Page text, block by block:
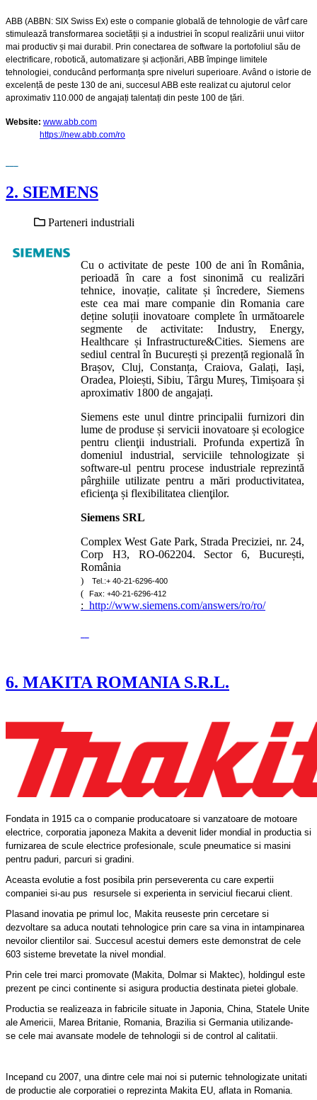
ABB (ABBN: SIX Swiss Ex) este o companie globală de tehnologie de vârf care
stimulează transformarea societății și a industriei în scopul realizării unui viitor
mai productiv și mai durabil. Prin conectarea de software la portofoliul său de
electrificare, robotică, automatizare și acționări, ABB împinge limitele
tehnologiei, conducând performanța spre niveluri superioare. Având o istorie de
excelență de peste 130 de ani, succesul ABB este realizat cu ajutorul celor
aproximativ 110.000 de angajați talentați din peste 100 de țări.
Website: www.abb.com
https://new.abb.com/ro
2. SIEMENS
Parteneri industriali
Cu o activitate de peste 100 de ani în România,
perioadă în care a fost sinonimă cu realizări
tehnice, inovație, calitate și încredere, Siemens
este cea mai mare companie din Romania care
deține soluții inovatoare complete în următoarele
segmente de activitate: Industry, Energy,
Healthcare și Infrastructure&Cities. Siemens are
sediul central în București și prezență regională în
Brașov, Cluj, Constanța, Craiova, Galați, Iași,
Oradea, Ploiești, Sibiu, Târgu Mureș, Timișoara și
aproximativ 1800 de angajați.
Siemens este unul dintre principalii furnizori din
lume de produse și servicii inovatoare și ecologice
pentru clienţii industriali. Profunda expertiză în
domeniul industrial, serviciile tehnologizate și
software-ul pentru procese industriale reprezintă
pârghiile utilizate pentru a mări productivitatea,
eficienţa și flexibilitatea clienţilor.
Siemens SRL
Complex West Gate Park, Strada Preciziei, nr. 24,
Corp H3, RO-062204. Sector 6, București,
România
) Tel.:+ 40-21-6296-400
( Fax: +40-21-6296-412
: http://www.siemens.com/answers/ro/ro/
6. MAKITA ROMANIA S.R.L.
Fondata in 1915 ca o companie producatoare si vanzatoare de motoare
electrice, corporatia japoneza Makita a devenit lider mondial in productia si
furnizarea de scule electrice profesionale, scule pneumatice si masini
pentru paduri, parcuri si gradini.
Aceasta evolutie a fost posibila prin perseverenta cu care expertii
companiei si-au pus resursele si experienta in serviciul fiecarui client.
Plasand inovatia pe primul loc, Makita reuseste prin cercetare si
dezvoltare sa aduca noutati tehnologice prin care sa vina in intampinarea
nevoilor clientilor sai. Succesul acestui demers este demonstrat de cele
603 sisteme brevetate la nivel mondial.
Prin cele trei marci promovate (Makita, Dolmar si Maktec), holdingul este
prezent pe cinci continente si asigura productia destinata pietei globale.
Productiase realizeaza in fabricile situate in Japonia, China, Statele Unite
ale Americii, Marea Britanie, Romania, Braziliasi Germania utilizande-
se cele mai avansate modele de tehnologii si de control al calitatii.
Incepand cu 2007, una dintre cele mai noi si puternic tehnologizate unitati
de productie ale corporatiei o reprezinta Makita EU, aflata in Romania.